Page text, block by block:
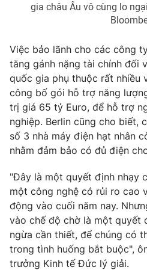
gia châu Âu vô cùng lo
Việc bảo lãnh cho các công
tăng gánh nặng tài chính đối
quốc gia phụ thuộc rất nhiều
công bố gói hỗ trợ năng
trị giá 65 tỷ Euro, để hỗ trợ
nghiệp. Berlin cũng cho biết,
số 3 nhà máy điện hạt nhân
nhằm đảm bảo có đủ điện
"Đây là một quyết định nhạy
một công nghệ có rủi ro cao
động vào cuối năm nay.
vào chế độ chờ là một quyết
ngừa cần thiết, để chúng có
trong tình huống bắt buộc",
trưởng Kinh tế Đức lý giải.